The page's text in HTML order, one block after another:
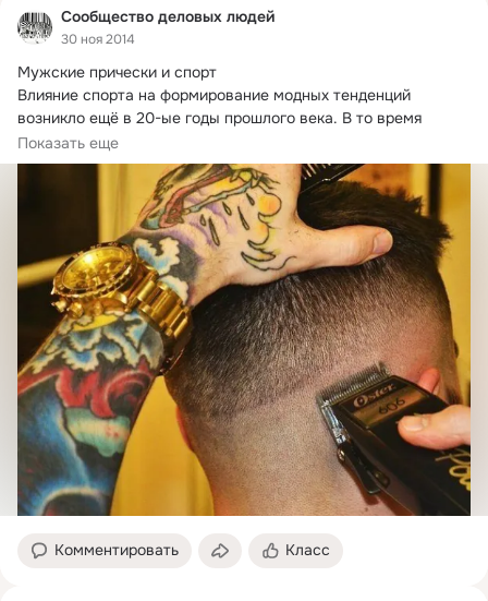
Сообщество деловых людей
30 ноя 2014
Мужские прически и спорт
Влияние спорта на формирование модных тенденций
возникло ещё в 20-ые годы прошлого века. В то время
новая...
Показать еще
Комментировать Класс